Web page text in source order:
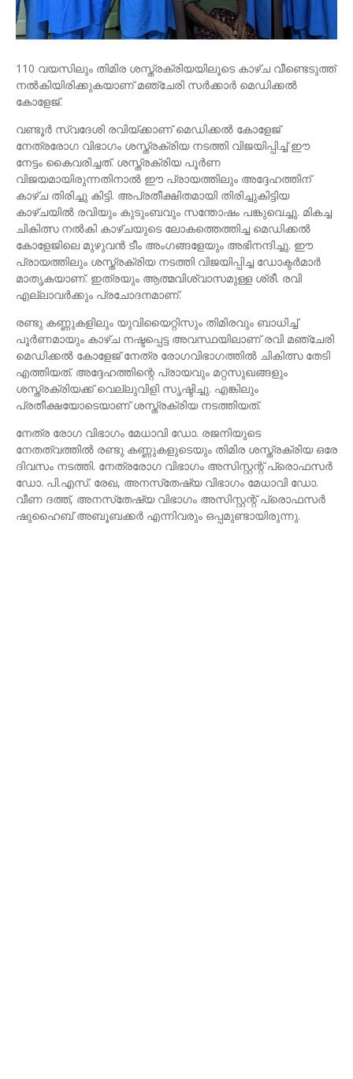
110 വയസിലും തിമിര ശസ്ത്രക്രിയയിലൂടെ കാഴ്ച വീണ്ടെടുത്ത്
നല്‍കിയിരിക്കുകയാണ് മഞ്ചേരി സര്‍ക്കാര്‍ മെഡിക്കല്‍
കോളേജ്.
വണ്ടൂര്‍ സ്വദേശി രവിയ്ക്കാണ് മെഡിക്കല്‍ കോളേജ്
നേത്രരോഗ വിഭാഗം ശസ്ത്രക്രിയ നടത്തി വിജയിപ്പിച്ച് ഈ
നേട്ടം കൈവരിച്ചത്. ശസ്ത്രക്രിയ പൂര്‍ണ
വിജയമായിരുന്നതിനാല്‍ ഈ പ്രായത്തിലും അദ്ദേഹത്തിന്
കാഴ്ച തിരിച്ചു കിട്ടി. അപ്രതീക്ഷിതമായി തിരിച്ചുകിട്ടിയ
കാഴ്ചയില്‍ രവിയും കുടുംബവും സന്തോഷം പങ്കുവെച്ചു. മികച്ച
ചികിത്സ നല്‍കി കാഴ്ചയുടെ ലോകത്തെത്തിച്ച മെഡിക്കല്‍
കോളേജിലെ മുഴുവന്‍ ടീം അംഗങ്ങളേയും അഭിനന്ദിച്ചു. ഈ
പ്രായത്തിലും ശസ്ത്രക്രിയ നടത്തി വിജയിപ്പിച്ച ഡോക്ടര്‍മാര്‍
മാതൃകയാണ്. ഇത്രയും ആത്മവിശ്വാസമുള്ള ശ്രീ. രവി
എല്ലാവര്‍ക്കും പ്രചോദനമാണ്.
രണ്ടു കണ്ണുകളിലും യുവിയൈറ്റിസും തിമിരവും ബാധിച്ച്
പൂര്‍ണമായും കാഴ്ച നഷ്ടപ്പെട്ട അവസ്ഥയിലാണ് രവി മഞ്ചേരി
മെഡിക്കല്‍ കോളേജ് നേത്ര രോഗവിഭാഗത്തില്‍ ചികിത്സ തേടി
എത്തിയത്. അദ്ദേഹത്തിന്റെ പ്രായവും മറ്റസുഖങ്ങളും
ശസ്ത്രക്രിയക്ക് വെല്ലുവിളി സൃഷ്ടിച്ചു. എങ്കിലും
പ്രതീക്ഷയോടെയാണ് ശസ്ത്രക്രിയ നടത്തിയത്.
നേത്ര രോഗ വിഭാഗം മേധാവി ഡോ. രജനിയുടെ
നേതത്വത്തില്‍ രണ്ടു കണ്ണുകളുടെയും തിമിര ശസ്ത്രക്രിയ ഒരേ
ദിവസം നടത്തി. നേത്രരോഗ വിഭാഗം അസിസ്റ്റന്റ് പ്രൊഫസര്‍
ഡോ. പി.എസ്. രേഖ, അനസ്‌തേഷ്യ വിഭാഗം മേധാവി ഡോ.
വീണ ദത്ത്, അനസ്‌തേഷ്യ വിഭാഗം അസിസ്റ്റന്റ് പ്രൊഫസര്‍
ഷുഹൈബ് അബൂബക്കര്‍ എന്നിവരും ഒപ്പമുണ്ടായിരുന്നു.